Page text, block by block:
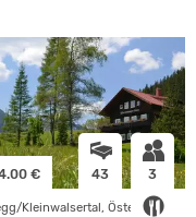
€ 43 3
Kleinwalsertal, Österreich